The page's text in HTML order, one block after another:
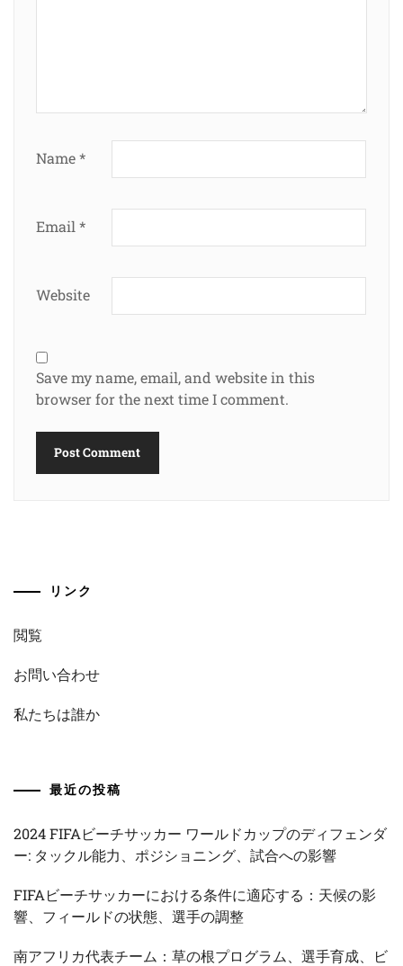
Name*
Email *
Website
Save my name, email, and website in this
browser for the next time I comment.
リンク
閲覧
お問い合わせ
私たちは誰か
最近の投稿
2024 FIFAビーチサッカー ワールドカップのディフェンダ
ー: タックル能力、ポジショニング、試合への影響
FIFAビーチサッカーにおける条件に適応する：天候の影
響、フィールドの状態、選手の調整
南アフリカ代表チーム：草の根プログラム、選手育成、ビ